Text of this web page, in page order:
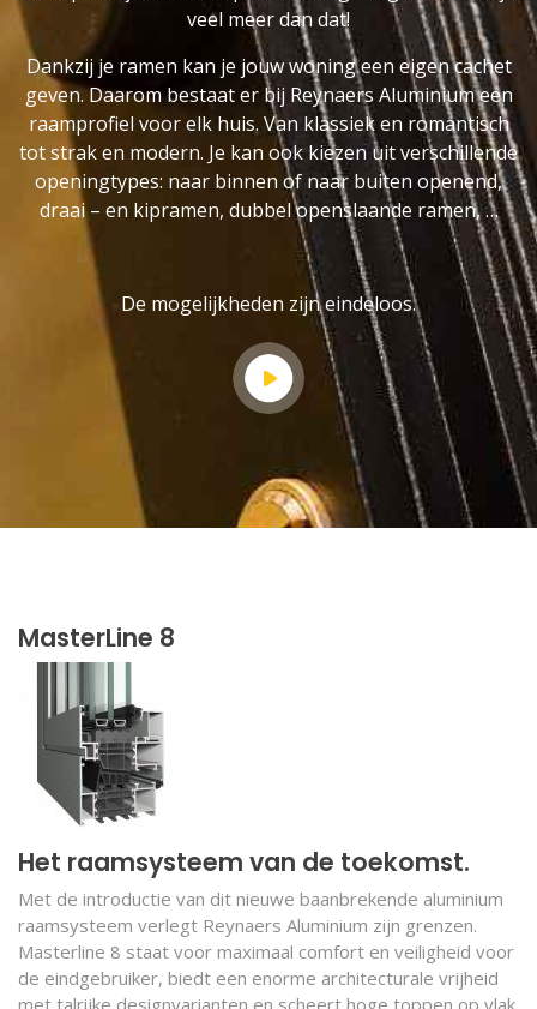
veel meer dan dat!
Dankzij je ramen kan je jouw woning een eigen cachet
geven. Daarom bestaat er bij Reynaers Aluminium een
raamprofiel voor elk huis. Van klassiek en romantisch
tot strak en modern. Je kan ook kiezen uit verschillende
openingtypes: naar binnen of naar buiten openend,
draai – en kipramen, dubbel openslaande ramen, …
De mogelijkheden zijn eindeloos.
MasterLine 8
Het raamsysteem van de toekomst.
Met de introductie van dit nieuwe baanbrekende aluminium
raamsysteem verlegt Reynaers Aluminium zijn grenzen.
Masterline 8 staat voor maximaal comfort en veiligheid voor
de eindgebruiker, biedt een enorme architecturale vrijheid